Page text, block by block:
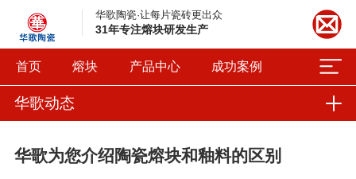
华歌陶瓷·让每片瓷砖更出众
31年专注熔块研发生产
首页 熔块 产品中心 成功案例
华歌动态
华歌为您介绍陶瓷熔块和釉料的区别